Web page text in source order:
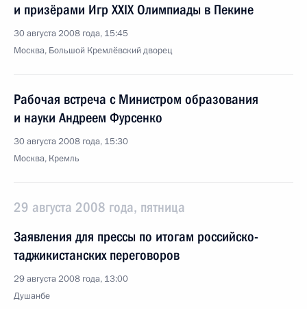
и призёрами Игр XXIX Олимпиады в Пекине
30 августа 2008 года, 15:45
Москва, Большой Кремлёвский дворец
Рабочая встреча с Министром образования
и науки Андреем Фурсенко
30 августа 2008 года, 15:30
Москва, Кремль
29 августа 2008 года, пятница
Заявления для прессы по итогам российско-
таджикистанских переговоров
29 августа 2008 года, 13:00
Душанбе